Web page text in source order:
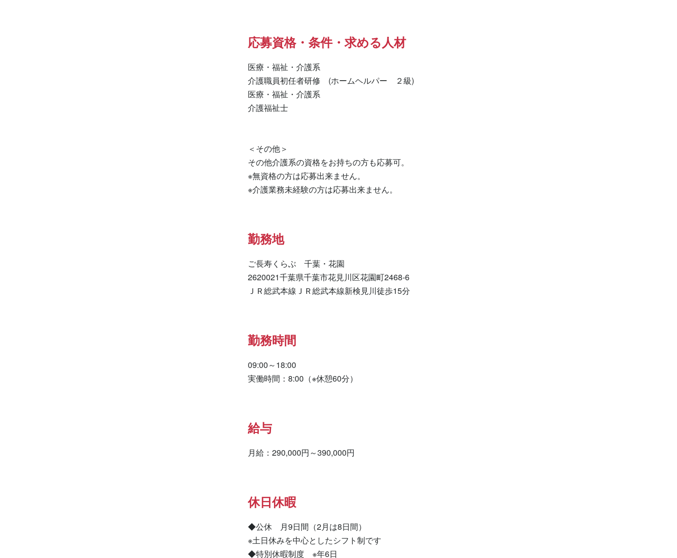
応募資格・条件・求める人材
医療・福祉・介護系
介護職員初任者研修　(ホームヘルパー　２級)
医療・福祉・介護系
介護福祉士
＜その他＞
その他介護系の資格をお持ちの方も応募可。
※無資格の方は応募出来ません。
※介護業務未経験の方は応募出来ません。
勤務地
ご長寿くらぶ　千葉・花園
2620021千葉県千葉市花見川区花園町2468-6
ＪＲ総武本線ＪＲ総武本線新検見川徒歩15分
勤務時間
09:00～18:00
実働時間：8:00（※休憩60分）
給与
月給：290,000円～390,000円
休日休暇
◆公休　月9日間（2月は8日間）
※土日休みを中心としたシフト制です
◆特別休暇制度　※年6日